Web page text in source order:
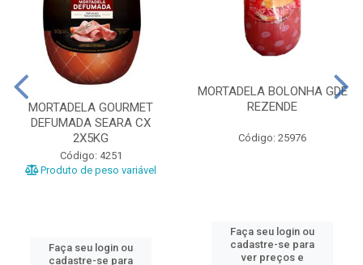
MORTADELA GOURMET
DEFUMADA SEARA CX
2X5KG
Código: 4251
Produto de peso variável
Faça seu login ou
cadastre-se para
MORTADELA BOLONHA GDE
REZENDE
Código: 25976
Faça seu login ou
cadastre-se para
ver preços e